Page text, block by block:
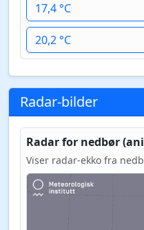
17,4 °C
20,2 °C
Radar-bilder
Radar for nedbør
Viser radar-ekko fra